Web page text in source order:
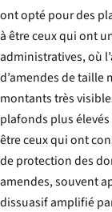
ont opté pour des
à être ceux qui ont
administratives, où
d’amendes de
montants très
plafonds plus
être ceux qui ont
de protection des
amendes, souvent
dissuasif amplifié